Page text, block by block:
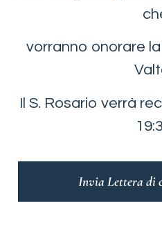
vorranno onorare
Il S. Rosario verrà
Invia Lettera di